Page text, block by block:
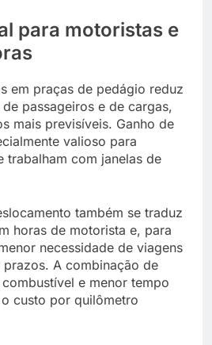
para motoristas e
em praças de pedágio reduz
passageiros e de cargas,
mais previsíveis. Ganho de
valioso para
trabalham com janelas de
também se traduz
horas de motorista e, para
necessidade de viagens
A combinação de
e menor tempo
custo por quilômetro